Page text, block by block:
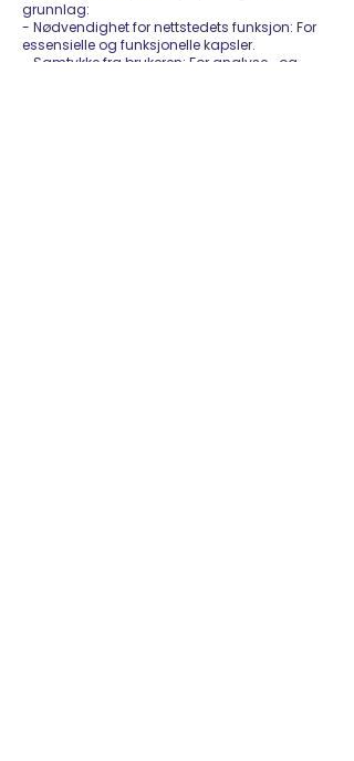
grunnlag:
- Nødvendighet for nettstedets funksjon: For
essensielle og funksjonelle kapsler.
- Samtykke fra brukeren: For analyse- og